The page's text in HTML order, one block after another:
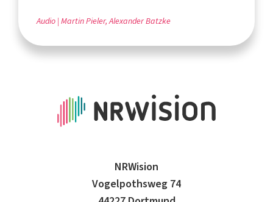
Audio Martin Pieler, Alexander Batzke
NRWision
Vogelpothsweg 74